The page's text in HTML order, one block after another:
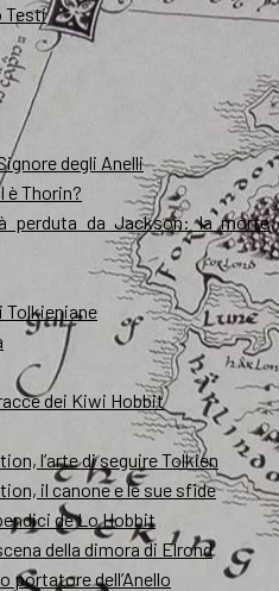
Testi
degli Anelli
è Thorin?
perduta da Jackson: la morte
dei Kiwi Hobbit
l’arte di seguire Tolkien
il canone e le sue sfide
de Lo Hobbit
della dimora di Elrond
portatore dell’Anello